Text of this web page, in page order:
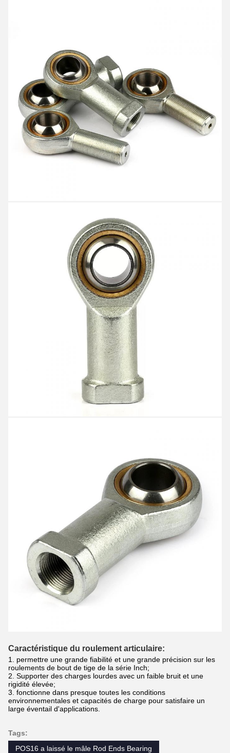
Caractéristique du roulement articulaire:
1. permettre une grande fiabilité et une grande précision sur les
roulements de bout de tige de la série Inch;
2. Supporter des charges lourdes avec un faible bruit et une
rigidité élevée;
3. fonctionne dans presque toutes les conditions
environnementales et capacités de charge pour satisfaire un
large éventail d'applications.
Tags:
POS16 a laissé le mâle Rod Ends Bearing